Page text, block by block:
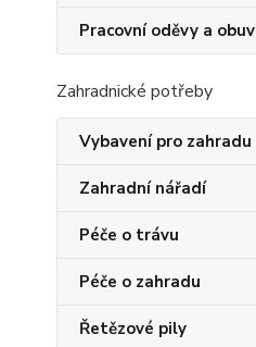
Pracovní oděvy a obuv
Zahradnické potřeby
Vybavení pro zahradu
Zahradní nářadí
Péče o trávu
Péče o zahradu
Řetězové pily